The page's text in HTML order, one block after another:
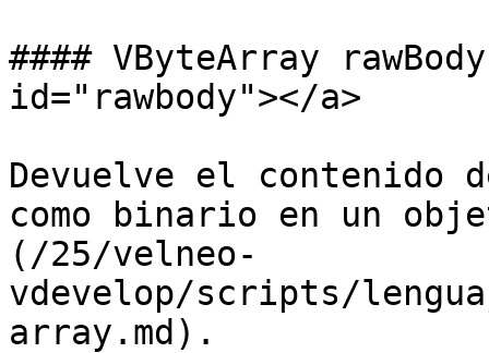
#### VByteArray
id="rawbody"></a>
Devuelve el contenido
como binario en un
(/25/velneo-
vdevelop/scripts/
array.md).